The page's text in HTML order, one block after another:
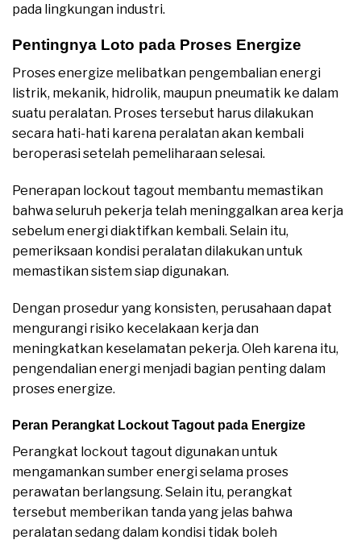
pada lingkungan industri.
Pentingnya Loto pada Proses Energize
Proses energize melibatkan pengembalian energi
listrik, mekanik, hidrolik, maupun pneumatik ke dalam
suatu peralatan. Proses tersebut harus dilakukan
secara hati-hati karena peralatan akan kembali
beroperasi setelah pemeliharaan selesai.
Penerapan lockout tagout membantu memastikan
bahwa seluruh pekerja telah meninggalkan area kerja
sebelum energi diaktifkan kembali. Selain itu,
pemeriksaan kondisi peralatan dilakukan untuk
memastikan sistem siap digunakan.
Dengan prosedur yang konsisten, perusahaan dapat
mengurangi risiko kecelakaan kerja dan
meningkatkan keselamatan pekerja. Oleh karena itu,
pengendalian energi menjadi bagian penting dalam
proses energize.
Peran Perangkat Lockout Tagout pada Energize
Perangkat lockout tagout digunakan untuk
mengamankan sumber energi selama proses
perawatan berlangsung. Selain itu, perangkat
tersebut memberikan tanda yang jelas bahwa
peralatan sedang dalam kondisi tidak boleh